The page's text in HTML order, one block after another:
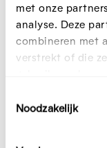
met onze
analyse. Deze
combineren met
verstrekt of die
Noodzakelijk
Je app of
voldoen, daarom
dus breder dan
bekijk je eigen